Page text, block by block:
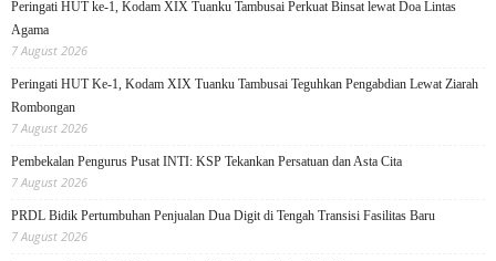
Peringati HUT ke-1, Kodam XIX Tuanku Tambusai Perkuat Binsat lewat Doa Lintas
Agama
7 August 2026
Peringati HUT Ke-1, Kodam XIX Tuanku Tambusai Teguhkan Pengabdian Lewat Ziarah
Rombongan
7 August 2026
Pembekalan Pengurus Pusat INTI: KSP Tekankan Persatuan dan Asta Cita
7 August 2026
PRDL Bidik Pertumbuhan Penjualan Dua Digit di Tengah Transisi Fasilitas Baru
7 August 2026